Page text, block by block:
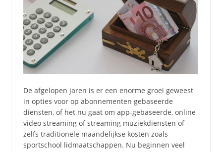
De afgelopen jaren is er een enorme groei geweest
in opties voor op abonnementen gebaseerde
diensten, of het nu gaat om app-gebaseerde, online
video streaming of streaming muziekdiensten of
zelfs traditionele maandelijkse kosten zoals
sportschool lidmaatschappen. Nu beginnen veel